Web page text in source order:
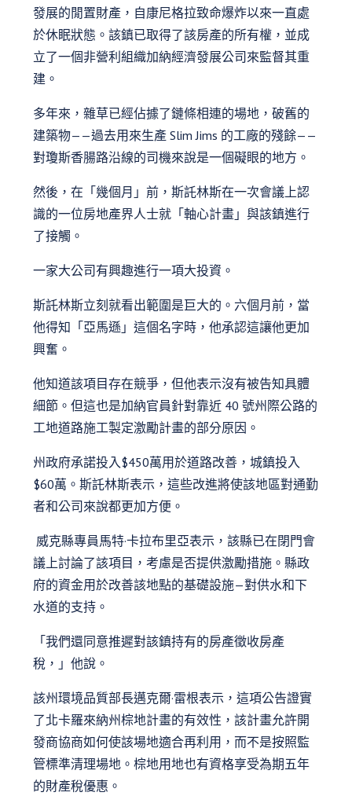
發展的閒置財產，自康尼格拉致命爆炸以來一直處
於休眠狀態。該鎮已取得了該房產的所有權，並成
立了一個非營利組織加納經濟發展公司來監督其重
建。
多年來，雜草已經佔據了鏈條相連的場地，破舊的
建築物——過去用來生產 Slim Jims 的工廠的殘餘——
對瓊斯香腸路沿線的司機來說是一個礙眼的地方。
然後，在「幾個月」前，斯託林斯在一次會議上認
識的一位房地產界人士就「軸心計畫」與該鎮進行
了接觸。
一家大公司有興趣進行一項大投資。
斯託林斯立刻就看出範圍是巨大的。六個月前，當
他得知「亞馬遜」這個名字時，他承認這讓他更加
興奮。
他知道該項目存在競爭，但他表示沒有被告知具體
細節。但這也是加納官員針對靠近 40 號州際公路的
工地道路施工製定激勵計畫的部分原因。
州政府承諾投入$450萬用於道路改善，城鎮投入
$60萬。斯託林斯表示，這些改進將使該地區對通勤
者和公司來說都更加方便。
威克縣專員馬特·卡拉布里亞表示，該縣已在閉門會
議上討論了該項目，考慮是否提供激勵措施。縣政
府的資金用於改善該地點的基礎設施—對供水和下
水道的支持。
「我們還同意推遲對該鎮持有的房產徵收房產
稅，」他說。
該州環境品質部長邁克爾·雷根表示，這項公告證實
了北卡羅來納州棕地計畫的有效性，該計畫允許開
發商協商如何使該場地適合再利用，而不是按照監
管標準清理場地。棕地用地也有資格享受為期五年
的財產稅優惠。